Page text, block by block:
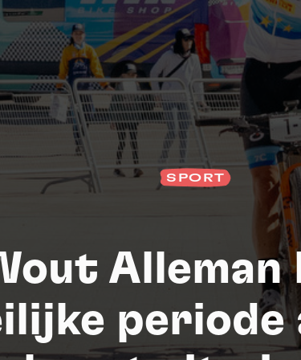
Alleman
SPORT